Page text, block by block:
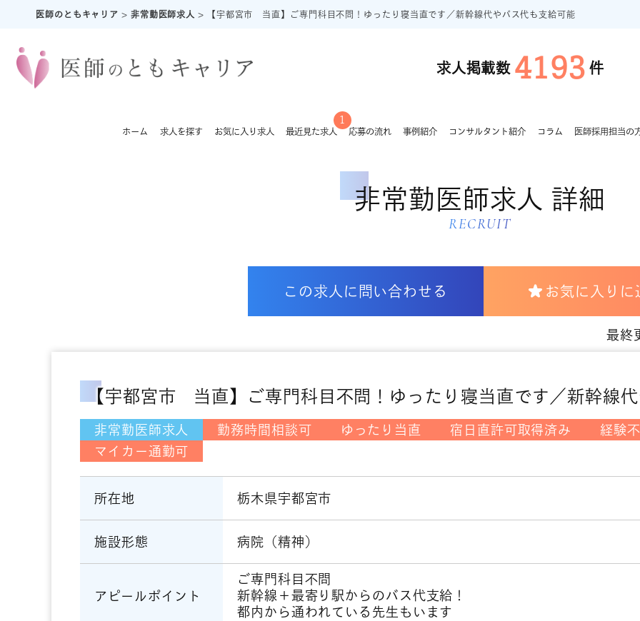
医師のともキャリア > 非常勤医師求人 > 【宇都宮市 当直】ご専門科目不問！ゆったり寝当直です／新幹線代やバス代も支給可能
求人掲載数 4193 件
ホーム 求人を探す お気に入り求人 最近見た求人
1
応募の流れ 事例紹介 コンサルタント紹介 コラム 医師採用担当の
非常勤医師求人 詳細
RECRUIT
この求人に問い合わせる お気に入りに
【宇都宮市 当直】ご専門科目不問！ゆったり寝当直です／新幹線
最
非常勤医師求人 勤務時間相談可 ゆったり当直 宿日直許可取得済み
経験
マイカー通勤可
所在地 栃木県宇都宮市
施設形態 病院（精神）
アピールポイント
ご専門科目不問
新幹線＋最寄り駅からのバス代支給！
都内から通われている先生もいます